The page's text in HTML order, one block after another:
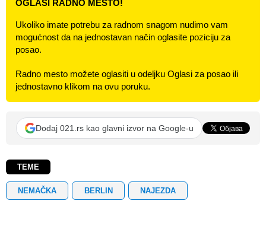
OGLASI RADNO MESTO!
Ukoliko imate potrebu za radnom snagom nudimo vam
mogućnost da na jednostavan način oglasite poziciju za
posao.
Radno mesto možete oglasiti u odeljku Oglasi za posao ili
jednostavno klikom na ovu poruku.
Dodaj 021.rs kao glavni izvor na Google-u
TEME
NEMAČKA BERLIN NAJEZDA